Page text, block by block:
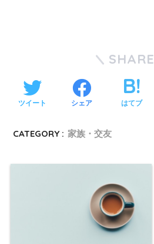
SHARE
ツイート シェア はてブ
CATEGORY : 家族・交友